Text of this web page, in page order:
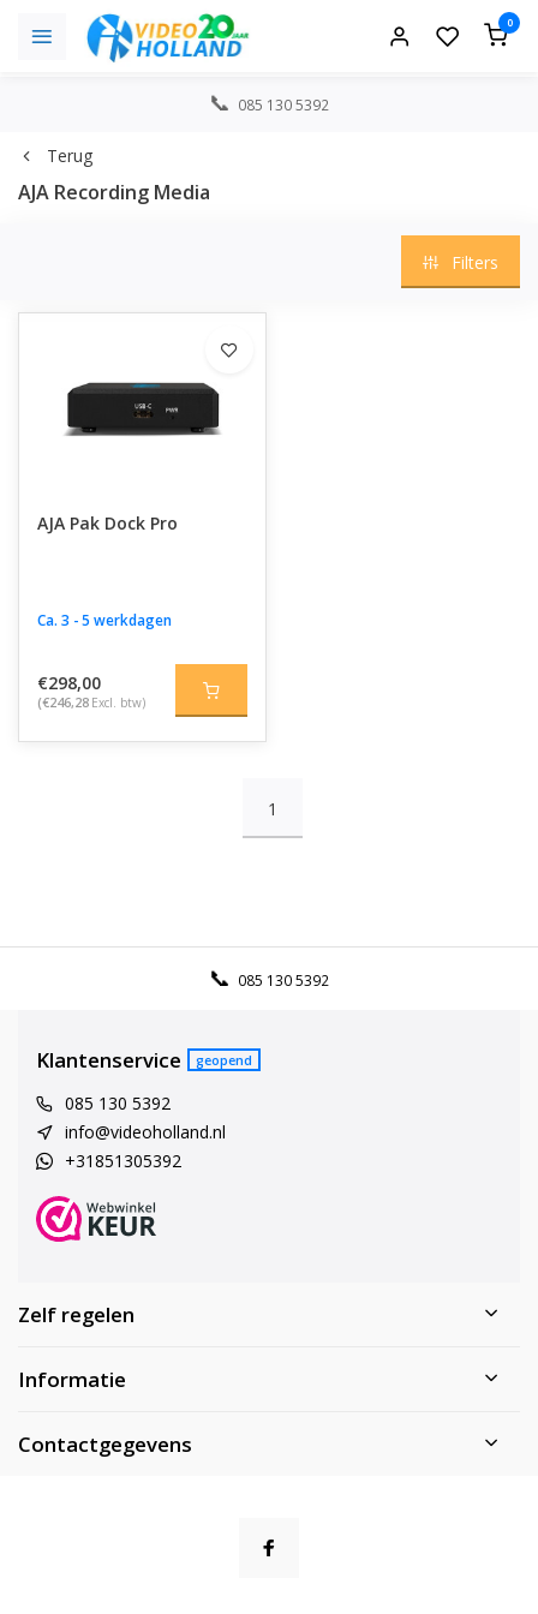
0
085 130 5392
Terug
AJA Recording Media
Filters
AJA Pak Dock Pro
Ca. 3 - 5 werkdagen
€298,00
(€246,28 Excl. btw)
1
085 130 5392
Klantenservice geopend
085 130 5392
info@videoholland.nl
+31851305392
Zelf regelen
Informatie
Contactgegevens